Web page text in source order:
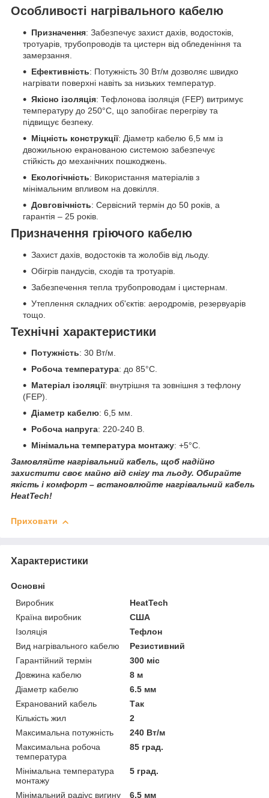
Особливості нагрівального кабелю
Призначення: Забезпечує захист дахів, водостоків,
тротуарів, трубопроводів та цистерн від обледеніння та
замерзання.
Ефективність: Потужність 30 Вт/м дозволяє швидко
нагрівати поверхні навіть за низьких температур.
Якісно ізоляція: Тефлонова ізоляція (FEP) витримує
температуру до 250°C, що запобігає перегріву та
підвищує безпеку.
Міцність конструкції: Діаметр кабелю 6,5 мм із
двожильною екранованою системою забезпечує
стійкість до механічних пошкоджень.
Екологічність: Використання матеріалів з
мінімальним впливом на довкілля.
Довговічність: Сервісний термін до 50 років, а
гарантія – 25 років.
Призначення гріючого кабелю
Захист дахів, водостоків та жолобів від льоду.
Обігрів пандусів, сходів та тротуарів.
Забезпечення тепла трубопроводам і цистернам.
Утеплення складних об'єктів: аеродромів, резервуарів
тощо.
Технічні характеристики
Потужність: 30 Вт/м.
Робоча температура: до 85°C.
Матеріал ізоляції: внутрішня та зовнішня з тефлону
(FEP).
Діаметр кабелю: 6,5 мм.
Робоча напруга: 220-240 В.
Мінімальна температура монтажу: +5°C.
Замовляйте нагрівальний кабель, щоб надійно
захистити своє майно від снігу та льоду. Обирайте
якість і комфорт – встановлюйте нагрівальний кабель
HeatTech!
Приховати
Характеристики
Основні
Виробник
HeatTech
Країна виробник
США
Ізоляція
Тефлон
Вид нагрівального кабелю
Резистивний
Гарантійний термін
300 міс
Довжина кабелю
8 м
Діаметр кабелю
6.5 мм
Екранований кабель
Так
Кількість жил
2
Максимальна потужність
240 Вт/м
Максимальна робоча
температура
85 град.
Мінімальна температура
монтажу
5 град.
Мінімальний радіус вигину 6.5 мм